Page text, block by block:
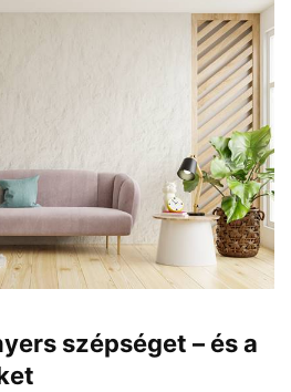
szépséget – és a